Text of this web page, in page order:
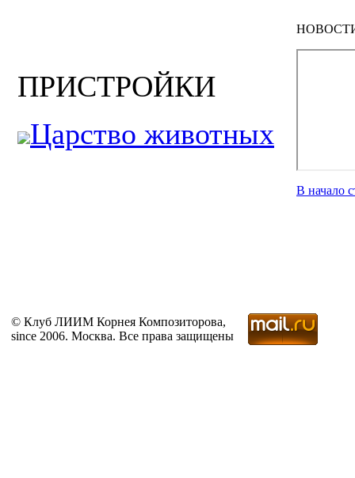
ПРИСТРОЙКИ
Царство животных
В начало
© Клуб ЛИИМ Корнея Композиторова,
since 2006. Москва. Все права защищены